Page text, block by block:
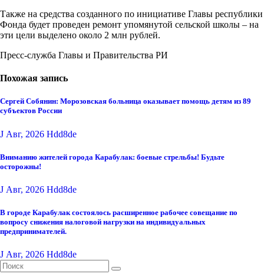
Также на средства созданного по инициативе Главы республики
Фонда будет проведен ремонт упомянутой сельской школы – на
эти цели выделено около 2 млн рублей.
Пресс-служба Главы и Правительства РИ
Похожая запись
Сергей Собянин: Морозовская больница оказывает помощь детям из 89
субъектов России
J Авг, 2026 Hdd8de
Вниманию жителей города Карабулак: боевые стрельбы! Будьте
осторожны!
J Авг, 2026 Hdd8de
В городе Карабулак состоялось расширенное рабочее совещание по
вопросу снижения налоговой нагрузки на индивидуальных
предпринимателей.
J Авг, 2026 Hdd8de